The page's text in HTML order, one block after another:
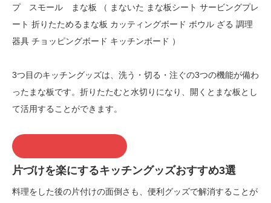
プ スモール まな板 （ まないた まな板シート サービングプレ
ート 折りたためるまな板 カッティングボード ボウル ざる 調理
器具 チョッピングボード キッチンボード ）
3つ目のキッチングッズは、洗う・切る・注ぐの3つの機能が備わ
ったまな板です。折りたたむと水切りになり、開くとまな板とし
て活用することができます。
片づけを楽にするキッチングッズおすすめ3選
料理をした後の片付けの面倒さも、便利グッズで解消することが